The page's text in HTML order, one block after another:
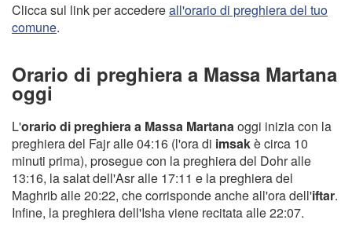
Clicca sul link per accedereall'orario di preghiera del tuo
comune.
Orario di preghiera a Massa Martana
oggi
L'orario di preghiera a Massa Martanaoggi inizia con la
preghiera del Fajr alle 04:16 (l'ora di imsakè circa 10
minuti prima), prosegue con la preghiera del Dohr alle
13:16, la salat dell'Asr alle 17:11 e la preghiera del
Maghrib alle 20:22, che corrisponde anche all'ora dell'iftar.
Infine, la preghiera dell'Isha viene recitata alle 22:07.